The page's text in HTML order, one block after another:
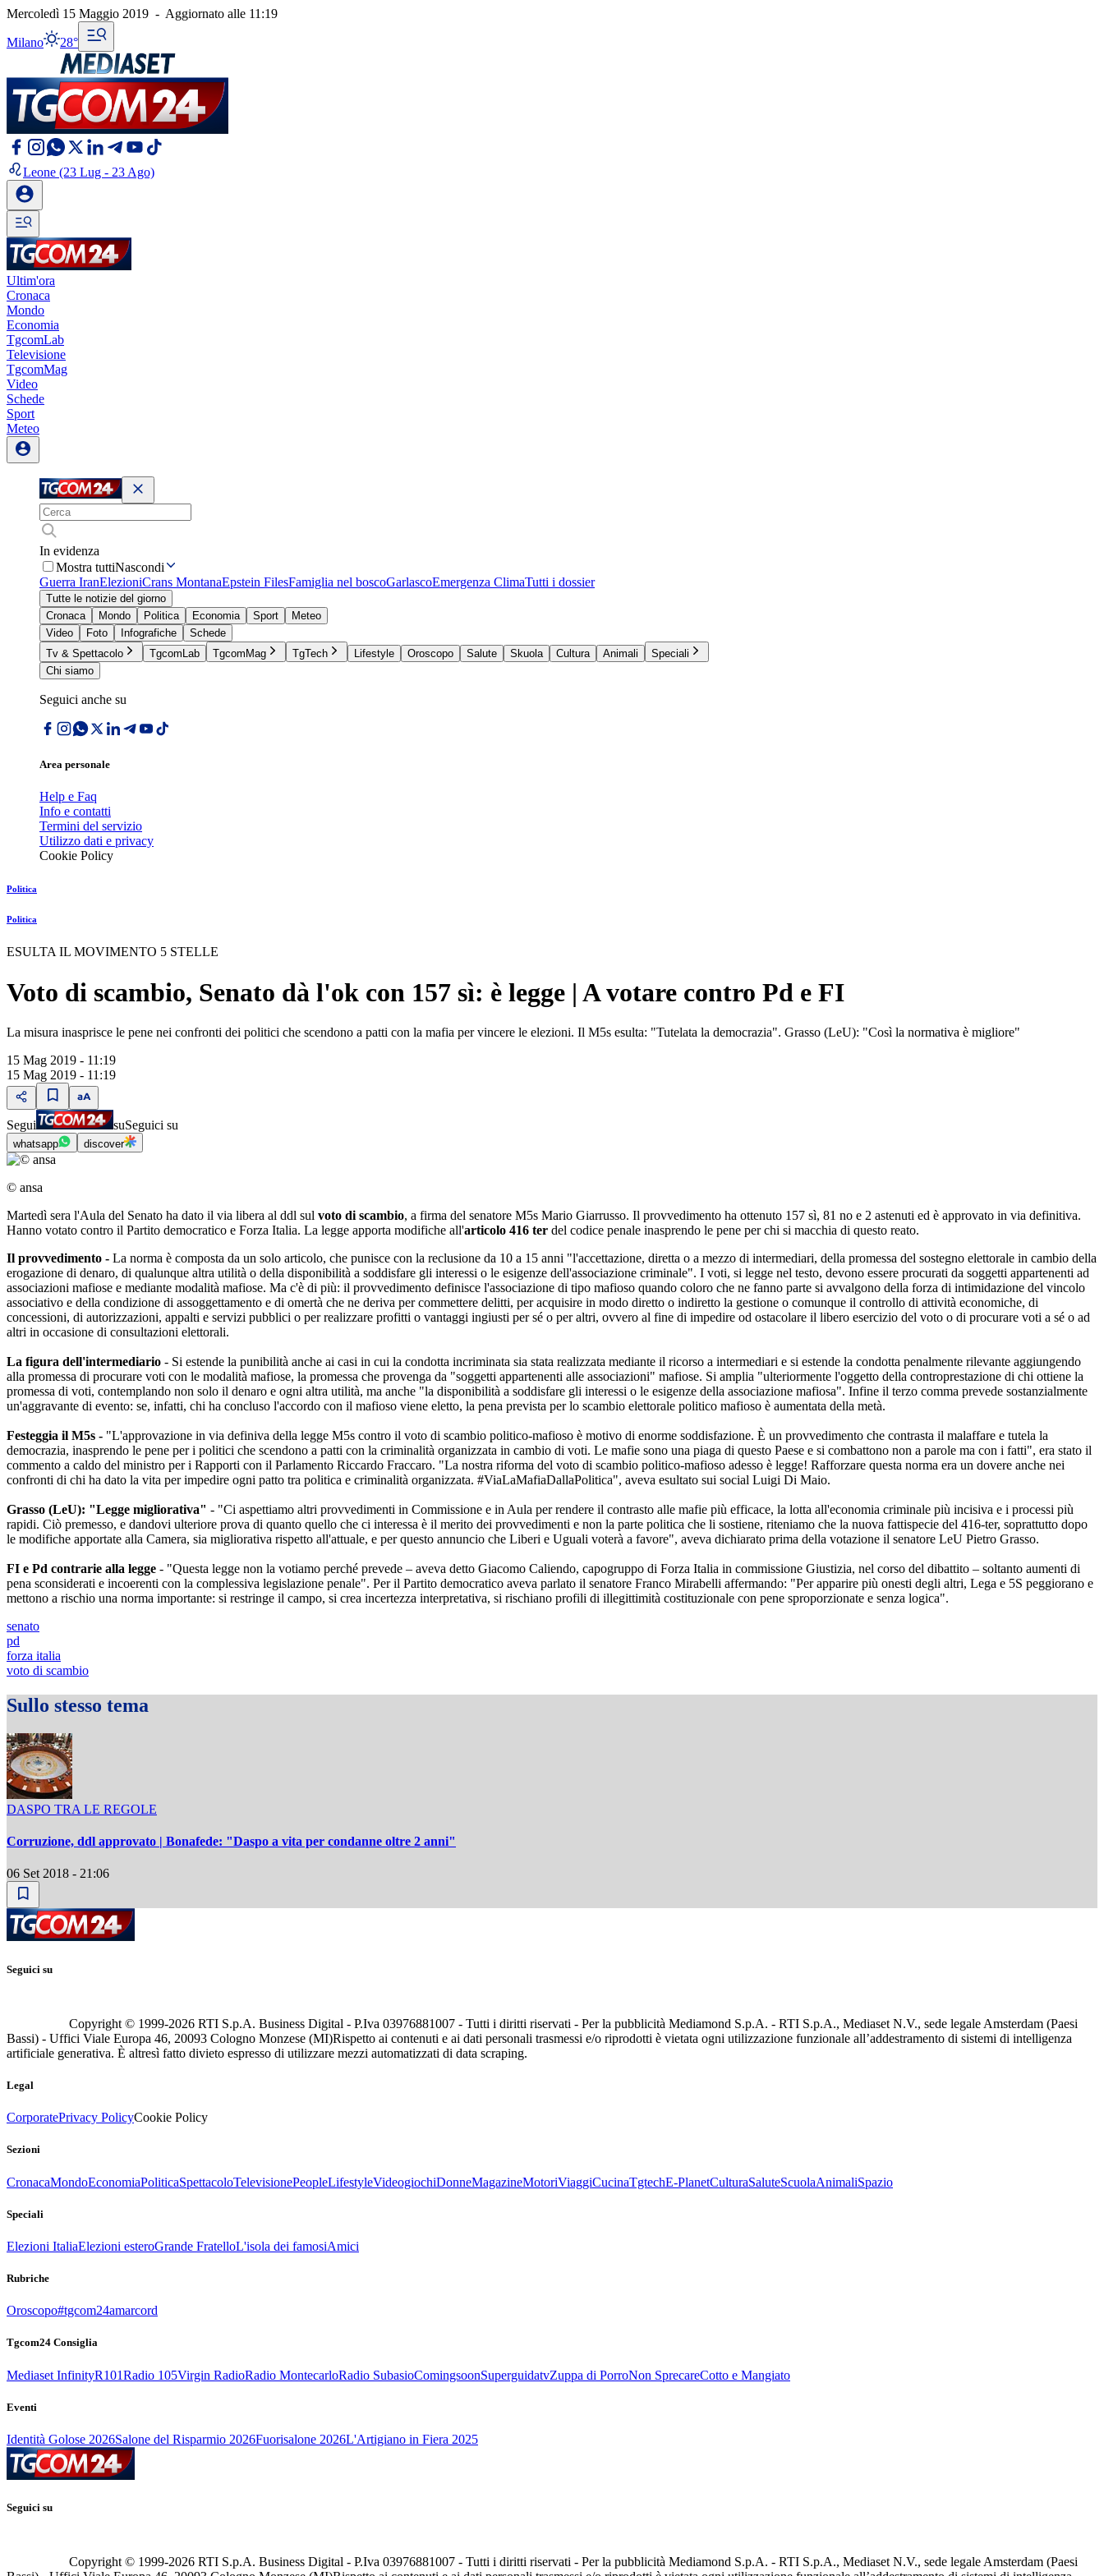
Mercoledì 15 Maggio 2019 - Aggiornato alle 11:19
Milano 28°
Leone (23 Lug - 23 Ago)
Ultim'ora
Cronaca
Mondo
Economia
TgcomLab
Televisione
TgcomMag
Video
Schede
Sport
Meteo
In evidenza
Mostra tuttiNascondi
Guerra IranElezioniCrans MontanaEpstein FilesFamiglia nel boscoGarlascoEmergenza ClimaTutti i dossier
Tutte le notizie del giorno
Cronaca
Mondo Politica Economia Sport
Meteo
Video
Foto Infografiche
Schede
Tv & Spettacolo
TgcomLab TgcomMag TgTech Lifestyle Oroscopo Salute Skuola Cultura Animali
Speciali
Chi siamo
Seguici anche su
Area personale
Help e Faq
Info e contatti
Termini del servizio
Utilizzo dati e privacy
Cookie Policy
Politica
Politica
ESULTA IL MOVIMENTO 5 STELLE
Voto di scambio, Senato dà l'ok con 157 sì: è legge | A votare contro Pd e FI
La misura inasprisce le pene nei confronti dei politici che scendono a patti con la mafia per vincere le elezioni. Il M5s esulta: "Tutelata la democrazia". Grasso (LeU): "Così la normativa è migliore"
15 Mag 2019 - 11:19
15 Mag 2019 - 11:19
Segui suSeguici su
whatsapp discover
© ansa
Martedì sera l'Aula del Senato ha dato il via libera al ddl sul voto di scambio, a firma del senatore M5s Mario Giarrusso. Il provvedimento ha ottenuto 157 sì, 81 no e 2 astenuti ed è approvato in via definitiva.
Hanno votato contro il Partito democratico e Forza Italia. La legge apporta modifiche all'articolo 416 ter del codice penale inasprendo le pene per chi si macchia di questo reato.
Il provvedimento - La norma è composta da un solo articolo, che punisce con la reclusione da 10 a 15 anni "l'accettazione, diretta o a mezzo di intermediari, della promessa del sostegno elettorale in cambio della
erogazione di denaro, di qualunque altra utilità o della disponibilità a soddisfare gli interessi o le esigenze dell'associazione criminale". I voti, si legge nel testo, devono essere procurati da soggetti appartenenti ad
associazioni mafiose e mediante modalità mafiose. Ma c'è di più: il provvedimento definisce l'associazione di tipo mafioso quando coloro che ne fanno parte si avvalgono della forza di intimidazione del vincolo
associativo e della condizione di assoggettamento e di omertà che ne deriva per commettere delitti, per acquisire in modo diretto o indiretto la gestione o comunque il controllo di attività economiche, di
concessioni, di autorizzazioni, appalti e servizi pubblici o per realizzare profitti o vantaggi ingiusti per sé o per altri, ovvero al fine di impedire od ostacolare il libero esercizio del voto o di procurare voti a sé o ad
altri in occasione di consultazioni elettorali.
La figura dell'intermediario - Si estende la punibilità anche ai casi in cui la condotta incriminata sia stata realizzata mediante il ricorso a intermediari e si estende la condotta penalmente rilevante aggiungendo
alla promessa di procurare voti con le modalità mafiose, la promessa che provenga da "soggetti appartenenti alle associazioni" mafiose. Si amplia "ulteriormente l'oggetto della controprestazione di chi ottiene la
promessa di voti, contemplando non solo il denaro e ogni altra utilità, ma anche "la disponibilità a soddisfare gli interessi o le esigenze della associazione mafiosa". Infine il terzo comma prevede sostanzialmente
un'aggravante di evento: se, infatti, chi ha concluso l'accordo con il mafioso viene eletto, la pena prevista per lo scambio elettorale politico mafioso è aumentata della metà.
Festeggia il M5s - "L'approvazione in via definiva della legge M5s contro il voto di scambio politico-mafioso è motivo di enorme soddisfazione. È un provvedimento che contrasta il malaffare e tutela la
democrazia, inasprendo le pene per i politici che scendono a patti con la criminalità organizzata in cambio di voti. Le mafie sono una piaga di questo Paese e si combattono non a parole ma con i fatti", era stato il
commento a caldo del ministro per i Rapporti con il Parlamento Riccardo Fraccaro. "La nostra riforma del voto di scambio politico-mafioso adesso è legge! Rafforzare questa norma era un dovere anche nei
confronti di chi ha dato la vita per impedire ogni patto tra politica e criminalità organizzata. #ViaLaMafiaDallaPolitica", aveva esultato sui social Luigi Di Maio.
Grasso (LeU): "Legge migliorativa" - "Ci aspettiamo altri provvedimenti in Commissione e in Aula per rendere il contrasto alle mafie più efficace, la lotta all'economia criminale più incisiva e i processi più
rapidi. Ciò premesso, e dandovi ulteriore prova di quanto quello che ci interessa è il merito dei provvedimenti e non la parte politica che li sostiene, riteniamo che la nuova fattispecie del 416-ter, soprattutto dopo
le modifiche apportate alla Camera, sia migliorativa rispetto all'attuale, e per questo annuncio che Liberi e Uguali voterà a favore", aveva dichiarato prima della votazione il senatore LeU Pietro Grasso.
FI e Pd contrarie alla legge - "Questa legge non la votiamo perché prevede – aveva detto Giacomo Caliendo, capogruppo di Forza Italia in commissione Giustizia, nel corso del dibattito – soltanto aumenti di
pena sconsiderati e incoerenti con la complessiva legislazione penale". Per il Partito democratico aveva parlato il senatore Franco Mirabelli affermando: "Per apparire più onesti degli altri, Lega e 5S peggiorano e
mettono a rischio una norma importante: si restringe il campo, si crea incertezza interpretativa, si rischiano profili di illegittimità costituzionale con pene sproporzionate e senza logica".
senato
pd
forza italia
voto di scambio
Sullo stesso tema
DASPO TRA LE REGOLE
Corruzione, ddl approvato | Bonafede: "Daspo a vita per condanne oltre 2 anni"
06 Set 2018 - 21:06
Seguici su
Copyright © 1999-2026 RTI S.p.A. Business Digital - P.Iva 03976881007 - Tutti i diritti riservati - Per la pubblicità Mediamond S.p.A. - RTI S.p.A., Mediaset N.V., sede legale Amsterdam (Paesi
Bassi) - Uffici Viale Europa 46, 20093 Cologno Monzese (MI)Rispetto ai contenuti e ai dati personali trasmessi e/o riprodotti è vietata ogni utilizzazione funzionale all’addestramento di sistemi di intelligenza
artificiale generativa. È altresì fatto divieto espresso di utilizzare mezzi automatizzati di data scraping.
Legal
CorporatePrivacy PolicyCookie Policy
Sezioni
CronacaMondoEconomiaPoliticaSpettacoloTelevisionePeopleLifestyleVideogiochiDonneMagazineMotoriViaggiCucinaTgtechE-PlanetCulturaSaluteScuolaAnimaliSpazio
Speciali
Elezioni ItaliaElezioni esteroGrande FratelloL'isola dei famosiAmici
Rubriche
Oroscopo#tgcom24amarcord
Tgcom24 Consiglia
Mediaset InfinityR101Radio 105Virgin RadioRadio MontecarloRadio SubasioComingsoonSuperguidatvZuppa di PorroNon SprecareCotto e Mangiato
Eventi
Identità Golose 2026Salone del Risparmio 2026Fuorisalone 2026L'Artigiano in Fiera 2025
Seguici su
Copyright © 1999-2026 RTI S.p.A. Business Digital - P.Iva 03976881007 - Tutti i diritti riservati - Per la pubblicità Mediamond S.p.A. - RTI S.p.A., Mediaset N.V., sede legale Amsterdam (Paesi